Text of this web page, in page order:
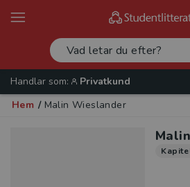
Handlar som:
Privatkund
Hem / Malin Wieslander